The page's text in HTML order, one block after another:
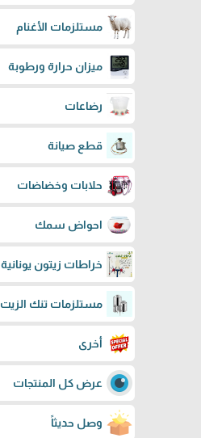
مستلزمات الأغنام
ميزان حرارة ورطوبة
رضاعات
قطع صيانة
حلابات وخضاضات
احواض سمك
خراطات زيتون يونانية
مستلزمات تنك الزيت
أخرى
عرض كل المنتجات
وصل حديثاً